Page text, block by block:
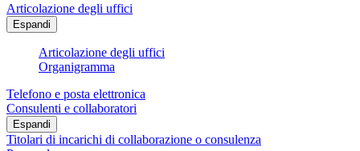
Articolazione degli uffici
Espandi
Articolazione degli uffici
Organigramma
Telefono e posta elettronica
Consulenti e collaboratori
Espandi
Titolari di incarichi di collaborazione o consulenza